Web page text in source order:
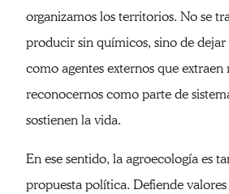
organizamos los territorios. No se
producir sin químicos, sino de
como agentes externos que extraen
reconocernos como parte de
sostienen la vida.
En ese sentido, la agroecología es
propuesta política. Defiende